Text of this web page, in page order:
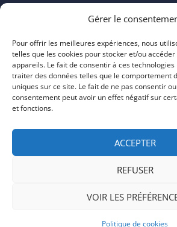
Gérer le
Pour offrir les meilleures expériences, nous
telles que les cookies pour stocker et/ou
appareils. Le fait de consentir à ces
traiter des données telles que le comportement
uniques sur ce site. Le fait de ne pas consentir
consentement peut avoir un effet négatif sur
et fonctions.
ACCEPTER
REFUSER
VOIR LES
Politique de cookies
mardi 11:00–23:00
jeudi 11:00–23:00
vendredi
samedi 11:00–20:00
dimanche